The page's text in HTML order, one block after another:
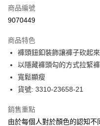
信用卡分期付款
合作金庫商業銀行
華南商業銀行
上海商業儲蓄銀行
國泰世華商業銀行
臺灣中小企業銀行
聯邦商業銀行
元大商業銀行
LINE Pay
Apple Pay
街口支付
全盈+PAY
商品編號
9070449
商品特色
褲頭鈕釦裝飾讓褲子砍起
以隱藏褲頭勾的方式拉緊
寬鬆顯瘦
貨號: 3310-23658-21
銷售重點
由於每個人對於顏色的認知